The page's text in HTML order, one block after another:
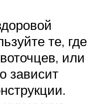
те, где
или
зависит